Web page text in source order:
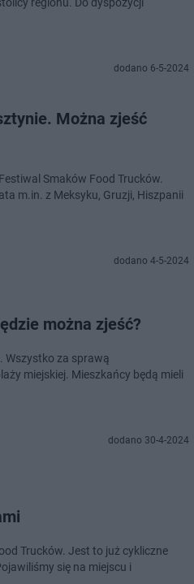
dodano 6-5-2024
Można zjeść
Smaków Food Trucków.
m.in. z Meksyku, Gruzji, Hiszpanii
dodano 4-5-2024
można zjeść?
Wszystko za sprawą
miejskiej. Mieszkańcy będą mieli
dodano 30-4-2024
Trucków. Jest to już cykliczne
się na miejscu i